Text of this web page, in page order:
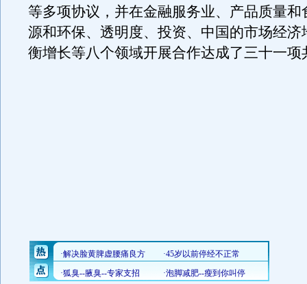
等多项协议，并在金融服务业、产品质量和
源和环保、透明度、投资、中国的市场经济
衡增长等八个领域开展合作达成了三十一项